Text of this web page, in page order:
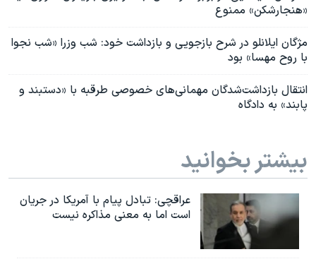
«هنجارشکن» ممنوع
مژگان ایلانلو در شرح بازجویی و بازداشت خود: شب وزرا «شب نجوا
با روح مهسا» بود
انتقال بازداشت‌شدگان مهمانی‌های خصوصی طرقبه با «دستبند و
پابند» به دادگاه
بیشتر بخوانید
عراقچی: تبادل پیام با آمریکا در جریان
است اما به معنی مذاکره نیست